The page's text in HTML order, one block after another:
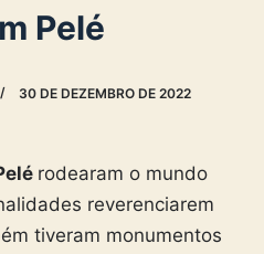
Pelé
30 DE DEZEMBRO DE 2022
rodearam o mundo
reverenciarem
tiveram monumentos